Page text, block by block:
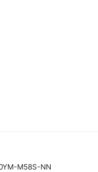
M58S-NN